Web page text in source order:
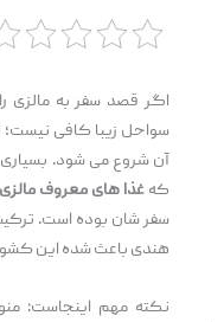
اگر قصد سفر به مالزی
سواحل زیبا کافی نیست؛
آن شروع می‌ شود. بسیاری
کهغذا های معروف مالزی
سفر شان بوده است.
هندی باعث شده این
نکته مهم اینجاست: